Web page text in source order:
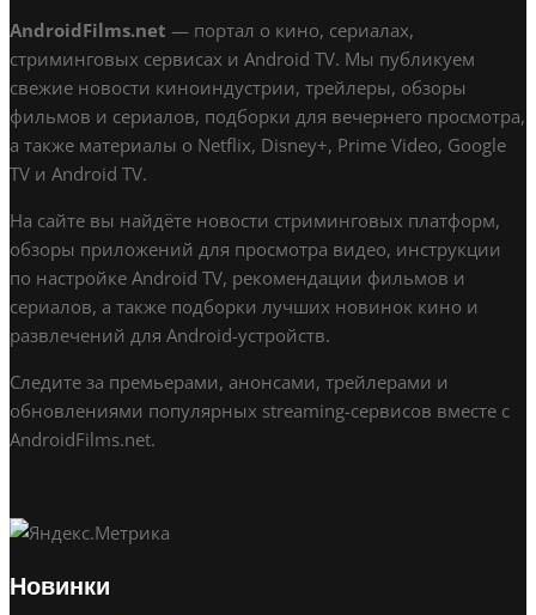
AndroidFilms.net — портал о кино, сериалах,
стриминговых сервисах и Android TV. Мы публикуем
свежие новости киноиндустрии, трейлеры, обзоры
фильмов и сериалов, подборки для вечернего просмотра,
а также материалы о Netflix, Disney+, Prime Video, Google
TV и Android TV.
На сайте вы найдёте новости стриминговых платформ,
обзоры приложений для просмотра видео, инструкции
по настройке Android TV, рекомендации фильмов и
сериалов, а также подборки лучших новинок кино и
развлечений для Android-устройств.
Следите за премьерами, анонсами, трейлерами и
обновлениями популярных streaming-сервисов вместе с
AndroidFilms.net.
Новинки